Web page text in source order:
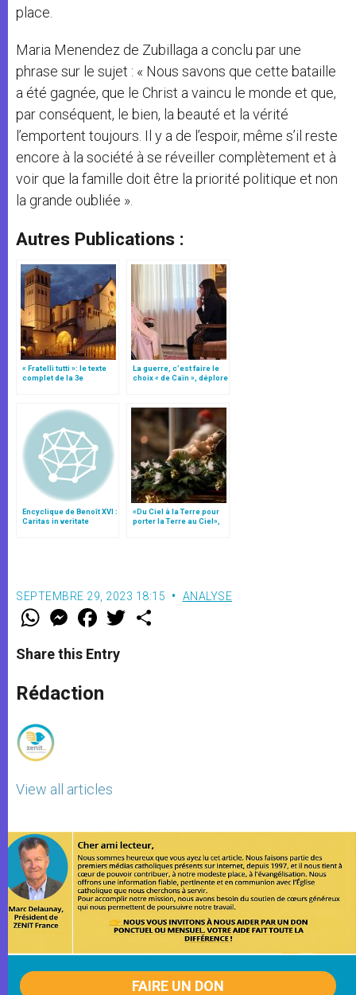
place.
Maria Menendez de Zubillaga a conclu par une
phrase sur le sujet : « Nous savons que cette bataille
a été gagnée, que le Christ a vaincu le monde et que,
par conséquent, le bien, la beauté et la vérité
l’emportent toujours. Il y a de l’espoir, même s’il reste
encore à la société à se réveiller complètement et à
voir que la famille doit être la priorité politique et non
la grande oubliée ».
Autres Publications :
« Fratelli tutti »: le texte
complet de la 3e
La guerre, c’est faire le
choix « de Caïn », déplore
Encyclique de Benoît XVI :
Caritas in veritate
«Du Ciel à la Terre pour
porter la Terre au Ciel»,
SEPTEMBRE 29, 2023 18:15 ANALYSE
W
t
s
p
p
M
e
s
e
g
e
F
a
e
b
o
k
w
Share this Entry
Rédaction
View all articles
FAIRE UN DON